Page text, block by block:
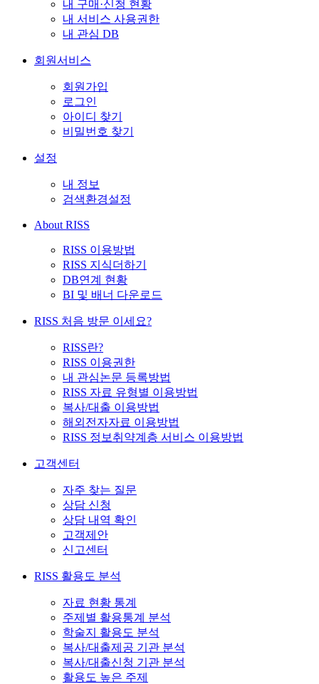
내 구매·신청 현황
내 서비스 사용권한
내 관심 DB
회원서비스
회원가입
로그인
아이디 찾기
비밀번호 찾기
설정
내 정보
검색환경설정
About RISS
RISS 이용방법
RISS 지식더하기
DB연계 현황
BI 및 배너 다운로드
RISS 처음 방문 이세요?
RISS란?
RISS 이용권한
내 관심논문 등록방법
RISS 자료 유형별 이용방법
복사/대출 이용방법
해외전자자료 이용방법
RISS 정보취약계층 서비스 이용방법
고객센터
자주 찾는 질문
상담 신청
상담 내역 확인
고객제안
신고센터
RISS 활용도 분석
자료 현황 통계
주제별 활용통계 분석
학술지 활용도 분석
복사/대출제공 기관 분석
복사/대출신청 기관 분석
활용도 높은 주제